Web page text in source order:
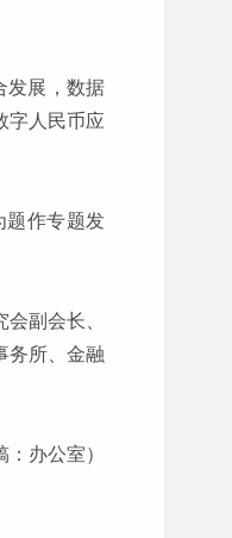
发展，数据
字人民币应
题作专题发
副会长、
务所、金融
：办公室）